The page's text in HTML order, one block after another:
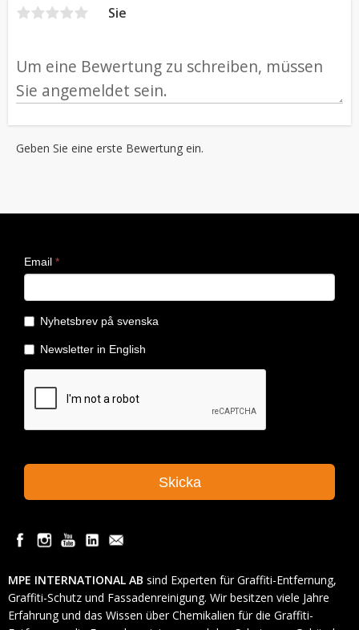
Sie
Geben Sie eine erste Bewertung ein.
MPE INTERNATIONAL AB sind Experten für Graffiti-Entfernung,
Graffiti-Schutz und Fassadenreinigung. Wir besitzen viele Jahre
Erfahrung und das Wissen über Chemikalien für die Graffiti-